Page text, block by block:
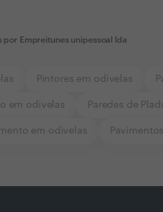
por Empreitunes unipessoal lda
Pintores em odivelas
em odivelas Paredes de
em odivelas